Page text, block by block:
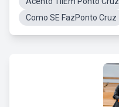
Como SE FazPonto Cruz